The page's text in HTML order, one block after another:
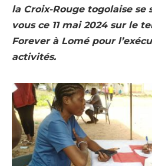
la Croix-Rouge togolaise se
vous ce 11 mai 2024 sur le
Forever à Lomé pour
activités.